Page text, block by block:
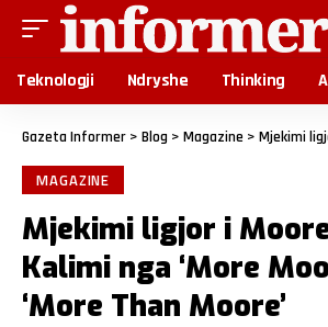
Teknologji Ndryshe Thinking
Gazeta Informer > Blog > Magazine > Mjekimi ligjor i Moore-së
MAGAZINE
Mjekimi ligjor i
Kalimi nga ‘More
‘More Than Moore’